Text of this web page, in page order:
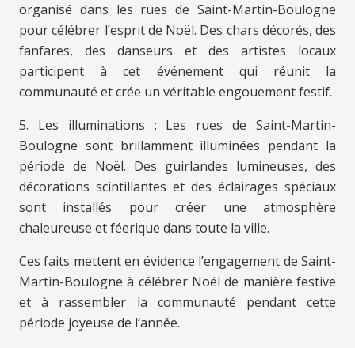
organisé dans les rues de Saint-Martin-Boulogne
pour célébrer l’esprit de Noël. Des chars décorés, des
fanfares, des danseurs et des artistes locaux
participent à cet événement qui réunit la
communauté et crée un véritable engouement festif.
5. Les illuminations : Les rues de Saint-Martin-
Boulogne sont brillamment illuminées pendant la
période de Noël. Des guirlandes lumineuses, des
décorations scintillantes et des éclairages spéciaux
sont installés pour créer une atmosphère
chaleureuse et féerique dans toute la ville.
Ces faits mettent en évidence l’engagement de Saint-
Martin-Boulogne à célébrer Noël de manière festive
et à rassembler la communauté pendant cette
période joyeuse de l’année.